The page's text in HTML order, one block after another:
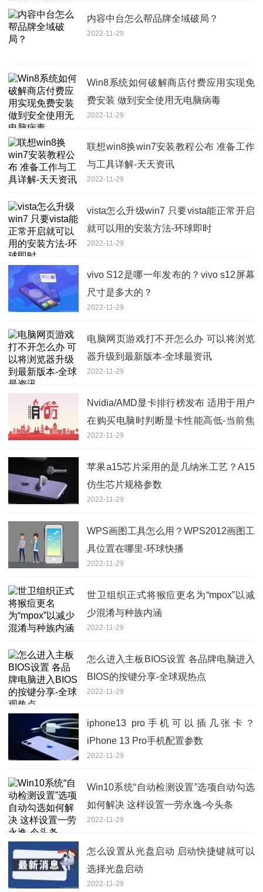
内容中台怎么帮品牌全域破局？
2022-11-29
Win8系统如何破解商店付费应用实现免
费安装 做到安全使用无电脑病毒
2022-11-29
联想win8换win7安装教程公布 准备工作
与工具详解-天天资讯
2022-11-29
vista怎么升级win7 只要vista能正常开启
就可以用的安装方法-环球即时
2022-11-29
vivo S12是哪一年发布的？vivo s12屏幕
尺寸是多大的？
2022-11-29
电脑网页游戏打不开怎么办 可以将浏览
器升级到最新版本-全球最资讯
2022-11-29
Nvidia/AMD显卡排行榜发布 适用于用户
在购买电脑时判断显卡性能高低-当前焦
点
2022-11-29
苹果a15芯片采用的是几纳米工艺？A15
仿生芯片规格参数
2022-11-29
WPS画图工具怎么用？WPS2012画图工
具位置在哪里-环球快播
2022-11-29
世卫组织正式将猴痘更名为“mpox”以减
少混淆与种族内涵
2022-11-29
怎么进入主板BIOS设置 各品牌电脑进入
BIOS的按键分享-全球观热点
2022-11-29
iphone13 pro手机可以插几张卡？
iPhone 13 Pro手机配置参数
2022-11-29
Win10系统“自动检测设置”选项自动勾选
如何解决 这样设置一劳永逸-今头条
2022-11-29
怎么设置从光盘启动 启动快捷键就可以
选择光盘启动
2022-11-29